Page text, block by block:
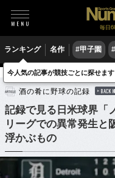
毎日6
ランキング 名作 #甲子園
野球 MLB
酒の肴に野球の記録 BACK
記録で見る日米球界「
リーグでの異常発生と
浮かぶもの
今人気の記事が競技ごとに探せます